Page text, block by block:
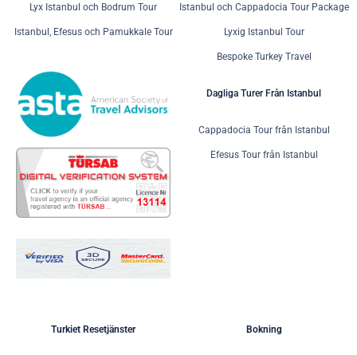
Lyx Istanbul och Bodrum Tour
Istanbul, Efesus och Pamukkale Tour
Istanbul och Cappadocia Tour Package
Lyxig Istanbul Tour
Bespoke Turkey Travel
Dagliga Turer Från Istanbul
Cappadocia Tour från Istanbul
Efesus Tour från Istanbul
Turkiet Resetjänster Bokning